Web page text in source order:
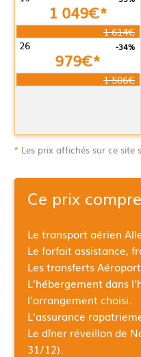
Ce prix
Le transport aérien
Le forfait assistance,
Les transferts
L'hébergement dans
l'arrangement choisi.
L'assurance
Le dîner réveillon de
31/12).
1 049€*
1 614€
26
-34%
979€*
1 506€
* Les prix affichés sur ce site